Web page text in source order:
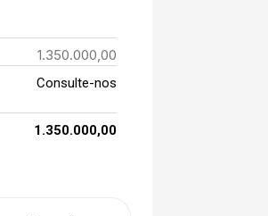
1.350.000,00
Consulte-nos
1.350.000,00